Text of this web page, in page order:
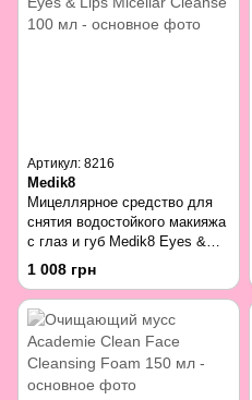
Артикул: 8216
Medik8
Мицеллярное средство для
снятия водостойкого макияжа
с глаз и губ Medik8 Eyes &
Lips Micellar Cleanse 100 мл
1 008 грн